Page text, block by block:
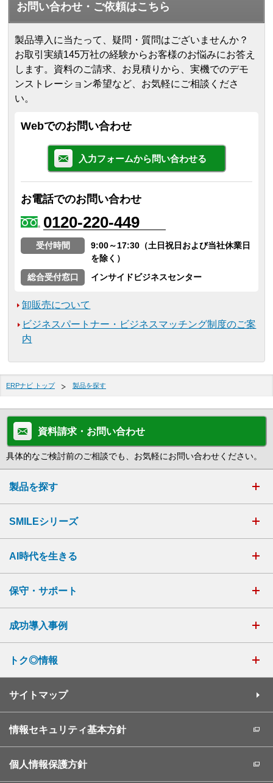
お問い合わせ・ご依頼はこちら
製品導入に当たって、疑問・質問はございませんか？
お取引実績145万社の経験からお客様のお悩みにお答え
します。 資料のご請求、お見積りから、実機でのデモ
ンストレーション希望など、お気軽にご相談くださ
い。
Webでのお問い合わせ
入力フォームから問い合わせる
お電話でのお問い合わせ
0120-220-449
受付時間
9:00～17:30（土日祝日および当社休業日
を除く）
総合受付窓口
インサイドビジネスセンター
卸販売について
ビジネスパートナー・ビジネスマッチング制度のご案
内
ERPナビ トップ 製品を探す
資料請求・お問い合わせ
具体的なご検討前のご相談でも、お気軽にお問い合わせください。
製品を探す
SMILEシリーズ
AI時代を生きる
保守・サポート
成功導入事例
トク◎情報
サイトマップ
情報セキュリティ基本方針
個人情報保護方針